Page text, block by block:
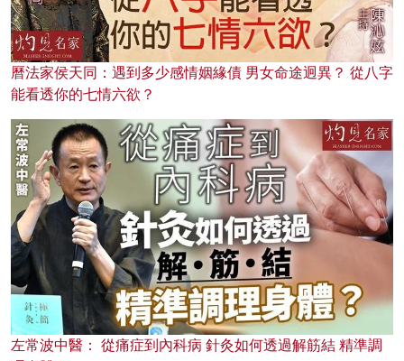
曆法家侯天同：遇到多少感情姻緣債 男女命途迥異？ 從八字
能看透你的七情六欲？
左常波中醫： 從痛症到內科病 針灸如何透過解筋結 精準調